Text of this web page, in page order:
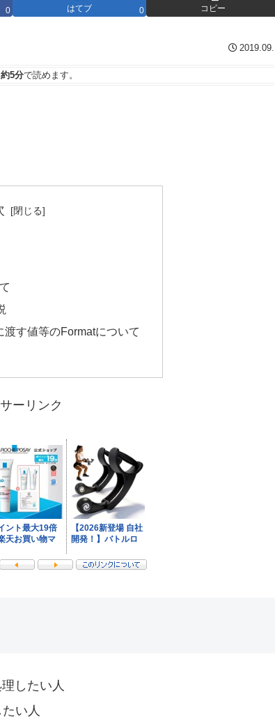
0 はてブ 0 コピー
約5分で読めます。
渡す値等のFormatについて
ーリンク
したい人
い人